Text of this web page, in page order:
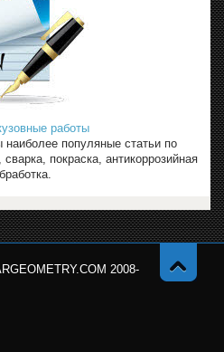
работы
популяные статьи по
покраска, антикоррозийная
2008-